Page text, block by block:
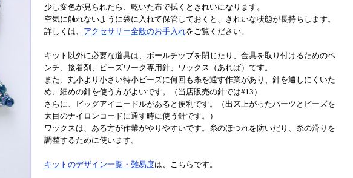
少し変色が見られたら、乾いた布で拭くときれいになります。
空気に触れないように袋に入れて保管しておくと、きれいな状態が長持ちします。
詳しくは、 アクセサリー全般のお手入れをご覧ください。
キット以外に必要な道具は、ボールチップを閉じたり、金具を取り付けるためのペ
ンチ、接着剤、ビーズワーク専用針、ワックス（あれば）です。
また、丸小より小さい特小ビーズに何回も糸を通す作業があり、針を通しにくいた
め、細めの針を使う方がよいです。（当店販売の針では#13）
さらに、ビッグアイニードルがあると便利です。（出来上がったパーツとビーズを
太目のナイロンコードに通す時に使う針です。）
ワックスは、ある方が作業がやりやすいです。糸のほつれを防いだり、糸の滑りを
調整するために使います。
キットのデザイン一覧・難易度は、こちらです。